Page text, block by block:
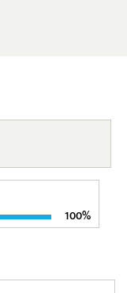
100%